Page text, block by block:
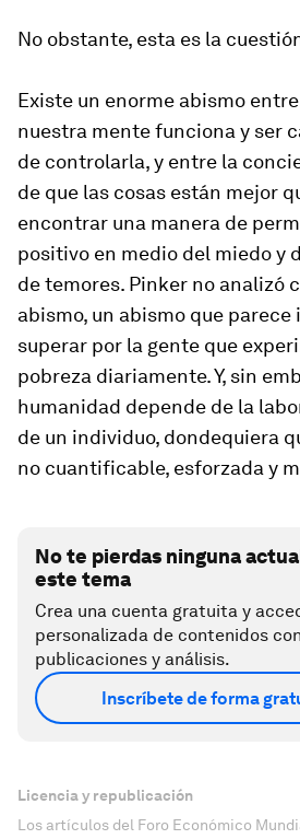
No obstante, esta es la
Existe un enorme abismo
nuestra mente funciona y ser
de controlarla, y entre la
de que las cosas están mejor
encontrar una manera de
positivo en medio del miedo y
de temores. Pinker no analizó
abismo, un abismo que
superar por la gente que
pobreza diariamente. Y, sin
humanidad depende de la
de un individuo, dondequiera
no cuantificable, esforzada y
No te pierdas ninguna
este tema
Crea una cuenta gratuita y
personalizada de contenidos
publicaciones y análisis.
Inscríbete de forma
Licencia y republicación
Los artículos del Foro Económico